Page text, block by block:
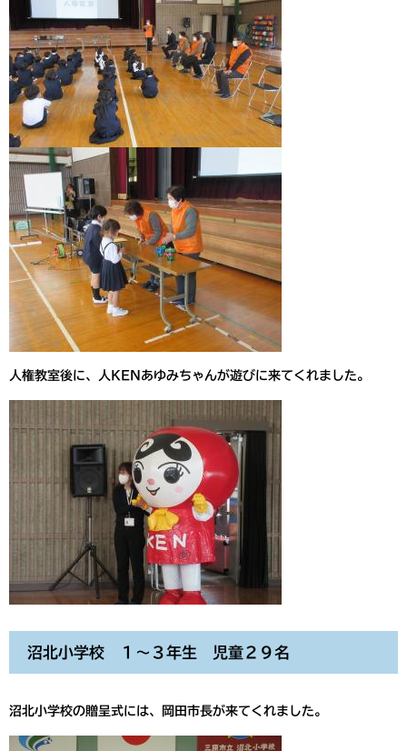
人権教室後に、人KENあゆみちゃんが遊びに来てくれました。
沼北小学校 １～３年生 児童２９名
沼北小学校の贈呈式には、岡田市長が来てくれました。